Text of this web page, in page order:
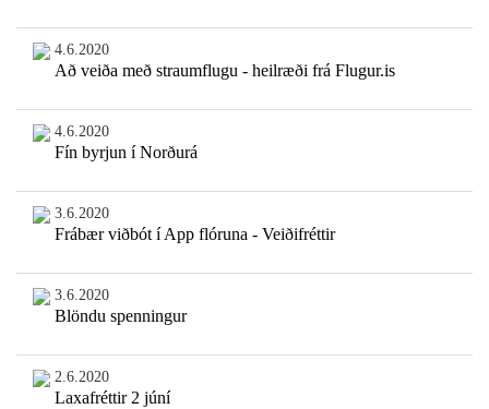
4.6.2020
Að veiða með straumflugu - heilræði frá Flugur.is
4.6.2020
Fín byrjun í Norðurá
3.6.2020
Frábær viðbót í App flóruna - Veiðifréttir
3.6.2020
Blöndu spenningur
2.6.2020
Laxafréttir 2 júní